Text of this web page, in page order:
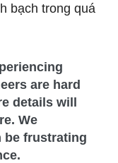
bạch trong quá
are hard
details will
We
be frustrating